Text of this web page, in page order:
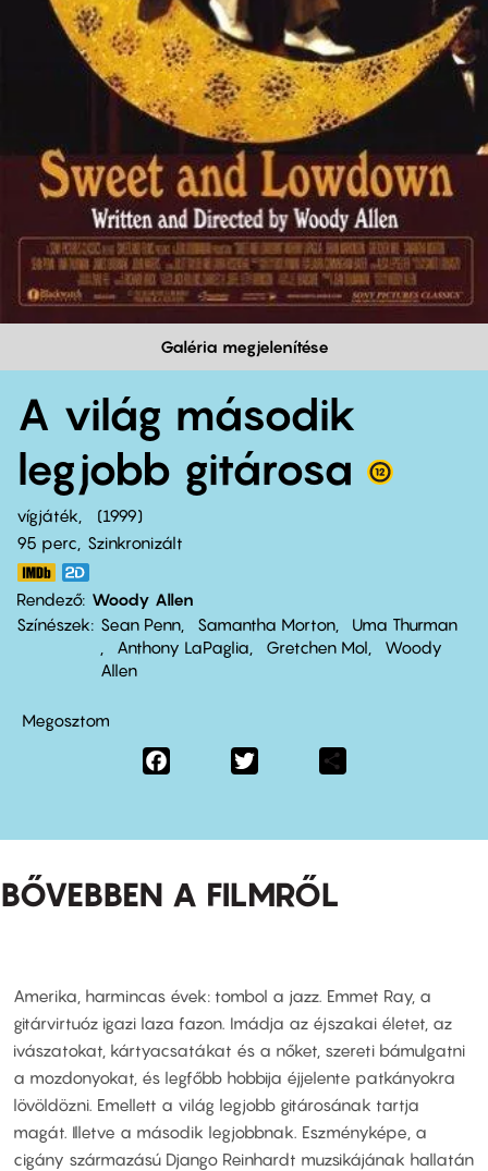
Galéria megjelenítése
A világ második
legjobb gitárosa
vígjáték
1999
95 perc,
Szinkronizált
Rendező Woody Allen
Színészek
Sean Penn Samantha Morton
Uma Thurman
Anthony LaPaglia
Gretchen Mol
Woody
Allen
Megosztom
Facebook
BŐVEBBEN A FILMRŐL
Amerika, harmincas évek: tombol a jazz. Emmet Ray, a
gitárvirtuóz igazi laza fazon. Imádja az éjszakai életet, az
ivászatokat, kártyacsatákat és a nőket, szereti bámulgatni
a mozdonyokat, és legfőbb hobbija éjjelente patkányokra
lövöldözni. Emellett a világ legjobb gitárosának tartja
magát. Illetve a második legjobbnak. Eszményképe, a
cigány származású Django Reinhardt muzsikájának hallatán